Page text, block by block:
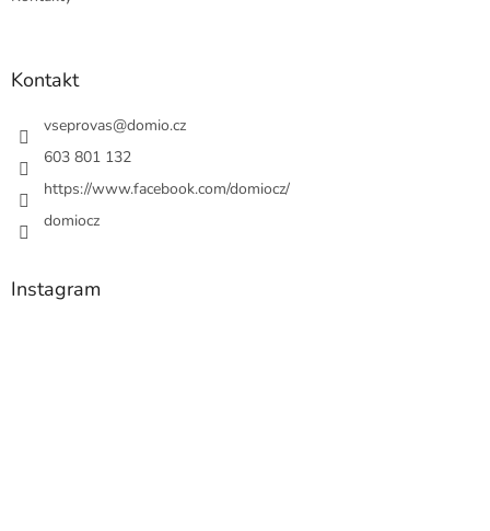
Kontakt
vseprovas@domio.cz
603 801 132
https://www.facebook.com/domiocz/
domiocz
Instagram